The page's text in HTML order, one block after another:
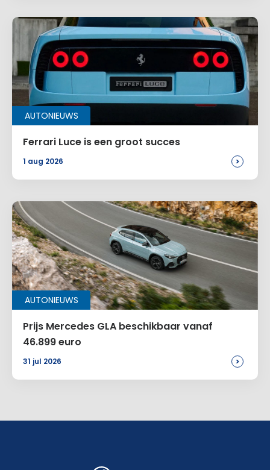
AUTONIEUWS
Ferrari Luce is een groot succes
1 aug 2026 >
AUTONIEUWS
Prijs Mercedes GLA beschikbaar vanaf
46.899 euro
31 jul 2026 >